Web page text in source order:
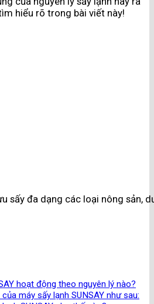
hiểu rõ trong bài viết này!
sấy đa dạng các loại nông sản,
hoạt động theo nguyên lý nào?
máy sấy lạnh SUNSAY như sau: